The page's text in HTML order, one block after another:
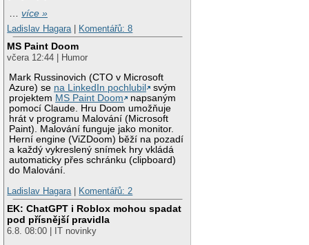
…více »
Ladislav Hagara
Komentářů: 8
MS Paint Doom
včera 12:44 | Humor
Mark Russinovich (CTO v Microsoft
Azure) se na LinkedIn pochlubil
svým
projektem MS Paint Doom
napsaným
pomocí Claude. Hru Doom umožňuje
hrát v programu Malování (Microsoft
Paint). Malování funguje jako monitor.
Herní engine (ViZDoom) běží na pozadí
a každý vykreslený snímek hry vkládá
automaticky přes schránku (clipboard)
do Malování.
Ladislav Hagara
Komentářů: 2
EK: ChatGPT i Roblox mohou spadat
pod přísnější pravidla
6.8. 08:00 | IT novinky